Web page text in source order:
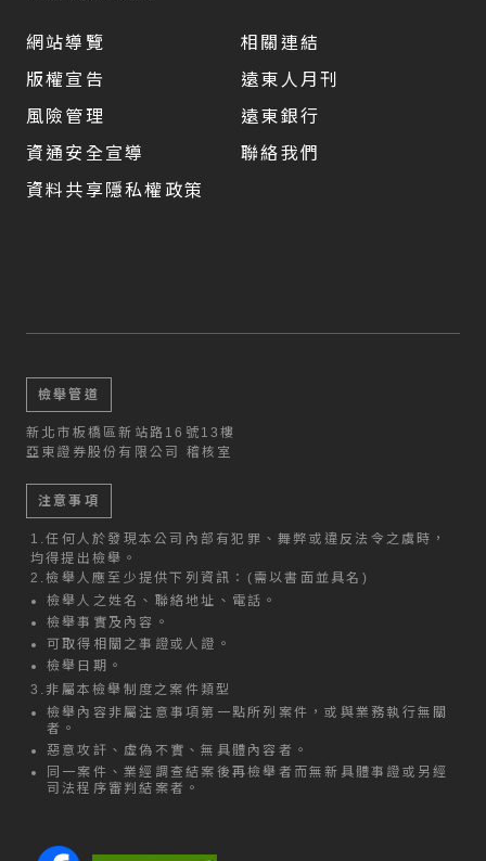
網站導覽
版權宣告
風險管理
資通安全宣導
資料共享隱私權政策
相關連結
遠東人月刊
遠東銀行
聯絡我們
檢舉管道
新北市板橋區新站路16號13樓
亞東證券股份有限公司 稽核室
注意事項
1.任何人於發現本公司內部有犯罪、舞弊或違反法令之虞時，
均得提出檢舉。
2.檢舉人應至少提供下列資訊：(需以書面並具名)
檢舉人之姓名、聯絡地址、電話。
檢舉事實及內容。
可取得相關之事證或人證。
檢舉日期。
3.非屬本檢舉制度之案件類型
檢舉內容非屬注意事項第一點所列案件，或與業務執行無關
者。
惡意攻訐、虛偽不實、無具體內容者。
同一案件、業經調查結案後再檢舉者而無新具體事證或另經
司法程序審判結案者。